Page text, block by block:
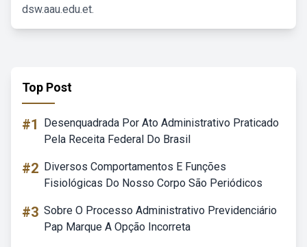
dsw.aau.edu.et.
Top Post
#1
Desenquadrada Por Ato Administrativo Praticado
Pela Receita Federal Do Brasil
#2 Diversos Comportamentos E Funções
Fisiológicas Do Nosso Corpo São Periódicos
#3 Sobre O Processo Administrativo Previdenciário
Pap Marque A Opção Incorreta